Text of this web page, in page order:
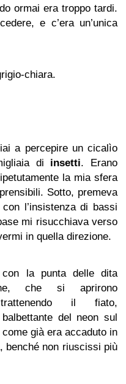
ormai era troppo tardi.
e c’era un’unica
chiara.
a percepire un cicalìo
di insetti. Erano
la mia sfera
Sotto, premeva
l’insistenza di bassi
mi risucchiava verso
in quella direzione.
con la punta delle dita
che si aprirono
trattenendo il fiato,
del neon sul
già era accaduto in
benché non riuscissi più